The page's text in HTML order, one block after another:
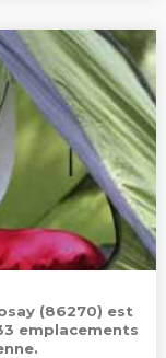
(86270) est
emplacements